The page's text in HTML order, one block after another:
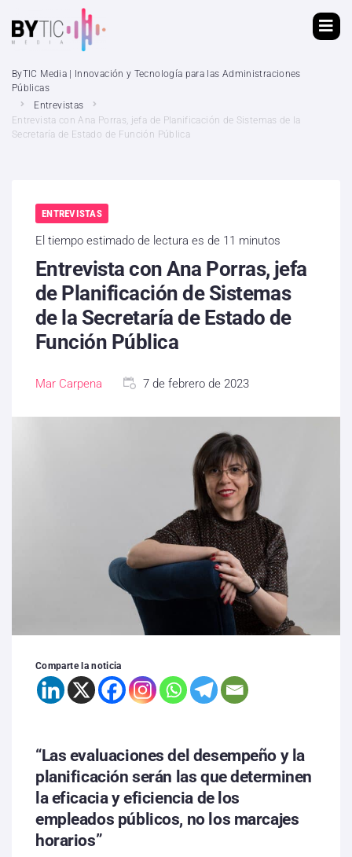
ByTIC Media | Innovación y Tecnología para las Administraciones
Públicas
Entrevistas
Entrevista con Ana Porras, jefa de Planificación de Sistemas de la
Secretaría de Estado de Función Pública
ENTREVISTAS
El tiempo estimado de lectura es de 11 minutos
Entrevista con Ana Porras, jefa
de Planificación de Sistemas
de la Secretaría de Estado de
Función Pública
Mar Carpena 7 de febrero de 2023
Comparte la noticia
“Las evaluaciones del desempeño y la
planificación serán las que determinen
la eficacia y eficiencia de los
empleados públicos, no los marcajes
horarios”